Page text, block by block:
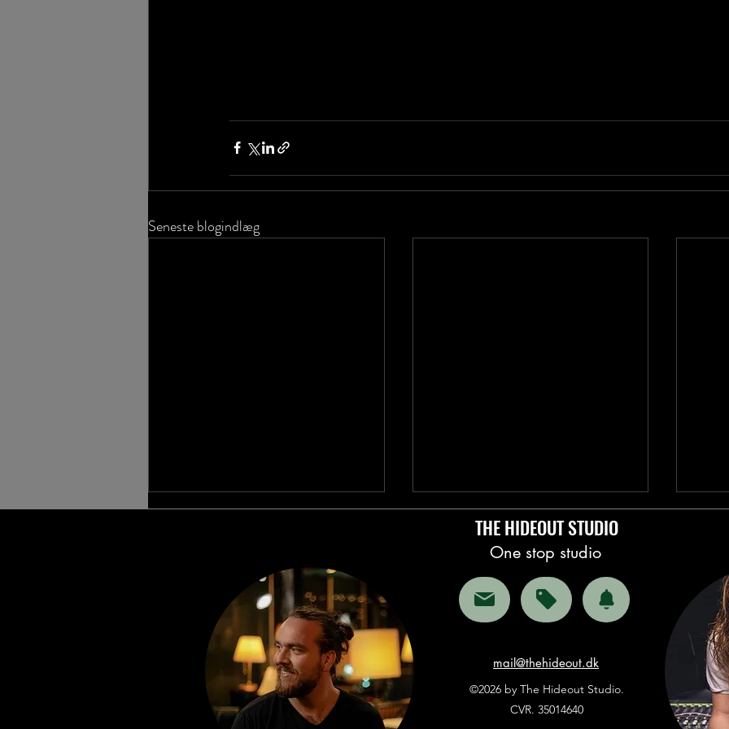
Seneste blogindlæg
Lyt til musikken fra The Hideout
Studio – 100 numre, ét lydstudie
i Aalborg
Videopodcast: sådan kommer du
i gang, og hvad det koster
THE HIDEOUT STUDIO
One stop studio
mail@thehideout.dk
©2026 by The Hideout Studio.
CVR. 35014640